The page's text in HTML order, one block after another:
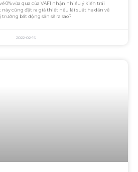
0% vừa qua của VAFI nhận nhiều ý kiến trái
cũng đặt ra giả thiết nếu lãi suất hạ dần về
trường bất động sản sẽ ra sao?
2022-02-15